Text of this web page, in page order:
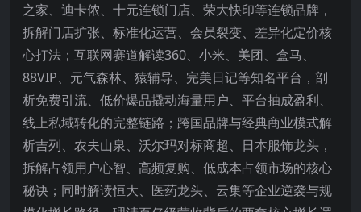
之家、迪卡侬、十元连锁门店、荣大快印等连锁品牌，
拆解门店扩张、标准化运营、会员裂变、差异化定价核
心打法；互联网赛道解读360、小米、美团、盒马、
88VIP、元气森林、猿辅导、完美日记等知名平台，剖
析免费引流、低价爆品撬动海量用户、平台抽成盈利、
线上私域转化的完整链路；跨国品牌与经典商业模式解
析吉列、农夫山泉、沃尔玛对标商超、日本服饰龙头，
拆解占领用户心智、高频复购、低成本占领市场的核心
秘诀；同时解读恒大、医药龙头、云集等企业逆袭与规